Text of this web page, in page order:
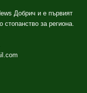
Добрич и е първият
стопанство за региона.